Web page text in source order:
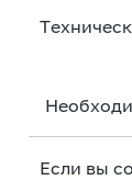
Если вы